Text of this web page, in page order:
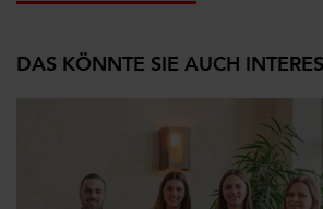
DAS KÖNNTE SIE AUCH